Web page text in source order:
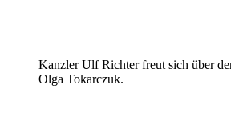
Kanzler Ulf Richter freut sich über
Olga Tokarczuk.